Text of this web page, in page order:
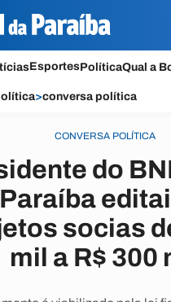
EsportesPolíticaQual a
>conversa política
CONVERSA POLÍTICA
do
socias
mil a R$ 300